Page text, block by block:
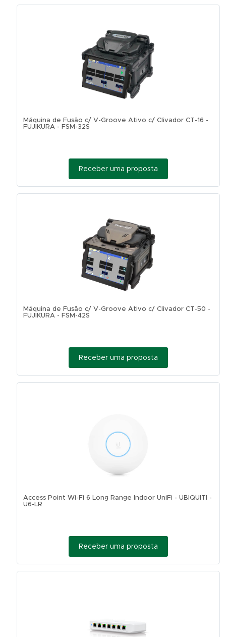
Máquina de Fusão c/ V-Groove Ativo c/ Clivador CT-16 -
FUJIKURA - FSM-32S
Receber uma proposta
Máquina de Fusão c/ V-Groove Ativo c/ Clivador CT-50 -
FUJIKURA - FSM-42S
Receber uma proposta
Access Point Wi-Fi 6 Long Range Indoor UniFi - UBIQUITI -
U6-LR
Receber uma proposta